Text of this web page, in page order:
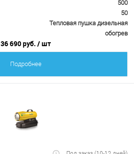
500
50
Тепловая пушка дизельная
обогрев
36 690 руб. / шт
Подробнее